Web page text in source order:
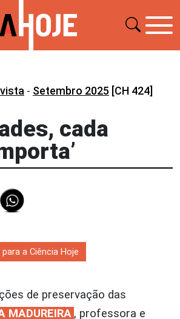
- Setembro 2025 [CH 424]
cada
a Ciência Hoje
de preservação das
MADUREIRA , professora e